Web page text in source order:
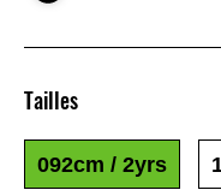
Tailles
092cm / 2yrs